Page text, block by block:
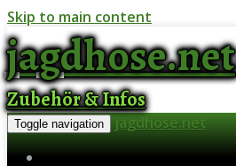
Skip to main content
jagdhose.net
Zubehör & Infos
Toggle navigation jagdhose.net